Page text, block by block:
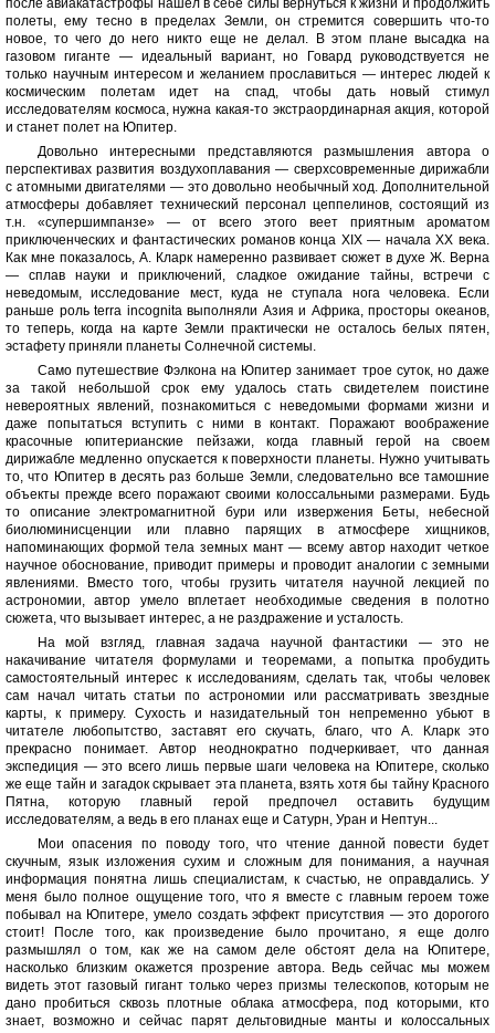
после авиакатастрофы нашёл в себе силы вернуться к жизни и продолжить
полеты, ему тесно в пределах Земли, он стремится совершить что-то
новое, то чего до него никто еще не делал. В этом плане высадка на
газовом гиганте — идеальный вариант, но Говард руководствуется не
только научным интересом и желанием прославиться — интерес людей к
космическим полетам идет на спад, чтобы дать новый стимул
исследователям космоса, нужна какая-то экстраординарная акция, которой
и станет полет на Юпитер.
Довольно интересными представляются размышления автора о
перспективах развития воздухоплавания — сверхсовременные дирижабли
с атомными двигателями — это довольно необычный ход. Дополнительной
атмосферы добавляет технический персонал цеппелинов, состоящий из
т.н. «супершимпанзе» — от всего этого веет приятным ароматом
приключенческих и фантастических романов конца XIX — начала XX века.
Как мне показалось, А. Кларк намеренно развивает сюжет в духе Ж. Верна
— сплав науки и приключений, сладкое ожидание тайны, встречи с
неведомым, исследование мест, куда не ступала нога человека. Если
раньше роль terra incognita выполняли Азия и Африка, просторы океанов,
то теперь, когда на карте Земли практически не осталось белых пятен,
эстафету приняли планеты Солнечной системы.
Само путешествие Фэлкона на Юпитер занимает трое суток, но даже
за такой небольшой срок ему удалось стать свидетелем поистине
невероятных явлений, познакомиться с неведомыми формами жизни и
даже попытаться вступить с ними в контакт. Поражают воображение
красочные юпитерианские пейзажи, когда главный герой на своем
дирижабле медленно опускается к поверхности планеты. Нужно учитывать
то, что Юпитер в десять раз больше Земли, следовательно все тамошние
объекты прежде всего поражают своими колоссальными размерами. Будь
то описание электромагнитной бури или извержения Беты, небесной
биолюминисценции или плавно парящих в атмосфере хищников,
напоминающих формой тела земных мант — всему автор находит четкое
научное обоснование, приводит примеры и проводит аналогии с земными
явлениями. Вместо того, чтобы грузить читателя научной лекцией по
астрономии, автор умело вплетает необходимые сведения в полотно
сюжета, что вызывает интерес, а не раздражение и усталость.
На мой взгляд, главная задача научной фантастики — это не
накачивание читателя формулами и теоремами, а попытка пробудить
самостоятельный интерес к исследованиям, сделать так, чтобы человек
сам начал читать статьи по астрономии или рассматривать звездные
карты, к примеру. Сухость и назидательный тон непременно убьют в
читателе любопытство, заставят его скучать, благо, что А. Кларк это
прекрасно понимает. Автор неоднократно подчеркивает, что данная
экспедиция — это всего лишь первые шаги человека на Юпитере, сколько
же еще тайн и загадок скрывает эта планета, взять хотя бы тайну Красного
Пятна, которую главный герой предпочел оставить будущим
исследователям, а ведь в его планах еще и Сатурн, Уран и Нептун...
Мои опасения по поводу того, что чтение данной повести будет
скучным, язык изложения сухим и сложным для понимания, а научная
информация понятна лишь специалистам, к счастью, не оправдались. У
меня было полное ощущение того, что я вместе с главным героем тоже
побывал на Юпитере, умело создать эффект присутствия — это дорогого
стоит! После того, как произведение было прочитано, я еще долго
размышлял о том, как же на самом деле обстоят дела на Юпитере,
насколько близким окажется прозрение автора. Ведь сейчас мы можем
видеть этот газовый гигант только через призмы телескопов, которым не
дано пробиться сквозь плотные облака атмосфера, под которыми, кто
знает, возможно и сейчас парят дельтовидные манты и колоссальных